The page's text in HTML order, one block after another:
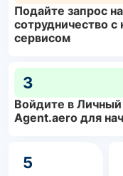
Подайте запрос на
сотрудничество
сервисом
3
Войдите в
Agent.aero для
5